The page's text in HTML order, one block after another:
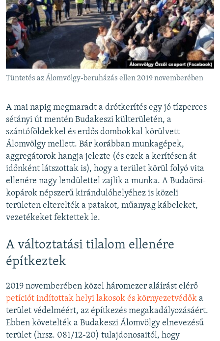
Tüntetés az Álomvölgy-beruházás ellen 2019 novemberében
A mai napig megmaradt a drótkerítés egy jó tízperces
sétányi út mentén Budakeszi külterületén, a
szántóföldekkel és erdős dombokkal körülvett
Álomvölgy mellett. Bár korábban munkagépek,
aggregátorok hangja jelezte (és ezek a kerítésen át
időnként látszottak is), hogy a terület körül folyó vita
ellenére nagy lendülettel zajlik a munka. A Budaörsi-
kopárok népszerű kirándulóhelyéhez is közeli
területen elterelték a patakot, műanyag kábeleket,
vezetékeket fektettek le.
A változtatási tilalom ellenére
építkeztek
2019 novemberében közel háromezer aláírást elérő
petíciót indítottak helyi lakosok és környezetvédők a
terület védelméért, az építkezés megakadályozásáért.
Ebben követelték a Budakeszi Álomvölgy elnevezésű
terület (hrsz. 081/12-20) tulajdonosaitól, hogy